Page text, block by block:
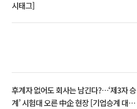
시태그]
후계자 없어도 회사는 남긴다?…‘제3자 승
계’ 시험대 오른 中企 현장 [기업승계 대전